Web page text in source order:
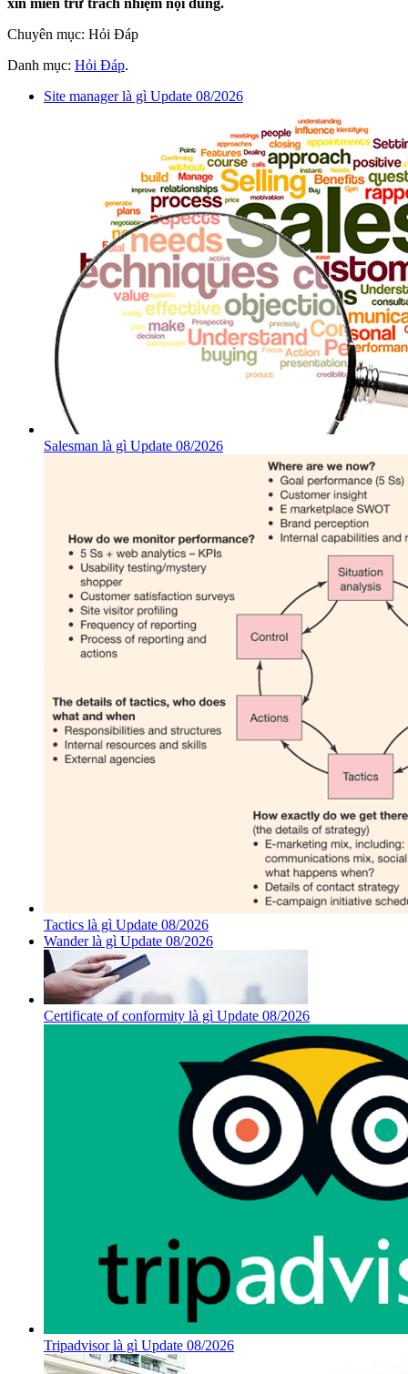
xin miễn trừ trách nhiệm nội dung.
Chuyên mục: Hỏi Đáp
Danh mục: Hỏi Đáp.
Site manager là gì Update 08/2026
Salesman là gì Update 08/2026
Tactics là gì Update 08/2026
Wander là gì Update 08/2026
Certificate of conformity là gì Update 08/2026
Tripadvisor là gì Update 08/2026